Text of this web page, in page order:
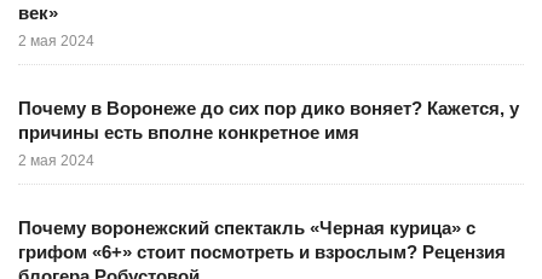
век»
2 мая 2024
Почему в Воронеже до сих пор дико воняет? Кажется, у
причины есть вполне конкретное имя
2 мая 2024
Почему воронежский спектакль «Черная курица» с
грифом «6+» стоит посмотреть и взрослым? Рецензия